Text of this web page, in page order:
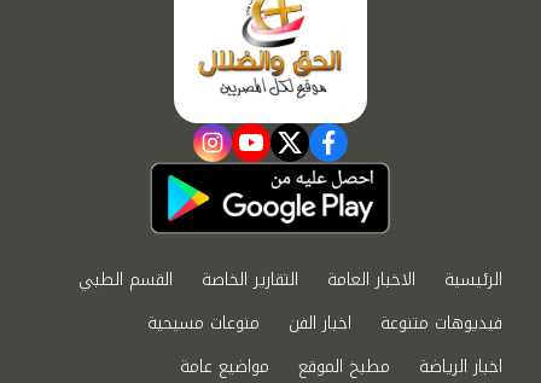
facebook
twitter
youtube
instagram
الرئيسية الاخبار العامة التقارير الخاصة
القسم الطبي
فيديوهات متنوعة
اخبار الفن
منوعات مسيحية
اخبار الرياضة
مطبخ الموقع مواضيع عامة